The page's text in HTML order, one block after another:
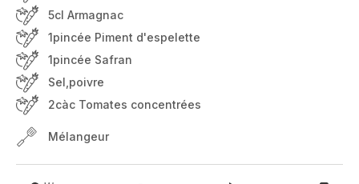
5cl Armagnac
1pincée Piment d'espelette
1pincée Safran
Sel,poivre
2càc Tomates concentrées
Mélangeur